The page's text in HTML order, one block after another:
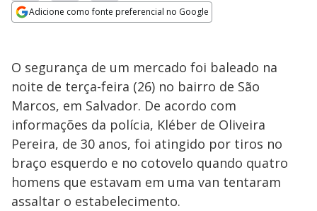
Adicione como fonte preferencial no Google
O segurança de um mercado foi baleado na
noite de terça-feira (26) no bairro de São
Marcos, em Salvador. De acordo com
informações da polícia, Kléber de Oliveira
Pereira, de 30 anos, foi atingido por tiros no
braço esquerdo e no cotovelo quando quatro
homens que estavam em uma van tentaram
assaltar o estabelecimento.